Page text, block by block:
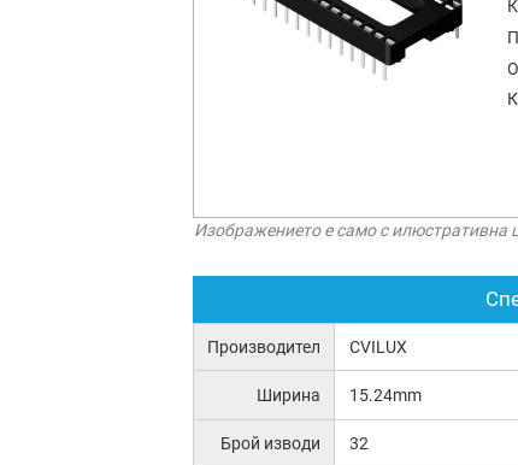
Изображението е само с илюстративна
Производител CVILUX
Ширина 15.24mm
Брой изводи 32